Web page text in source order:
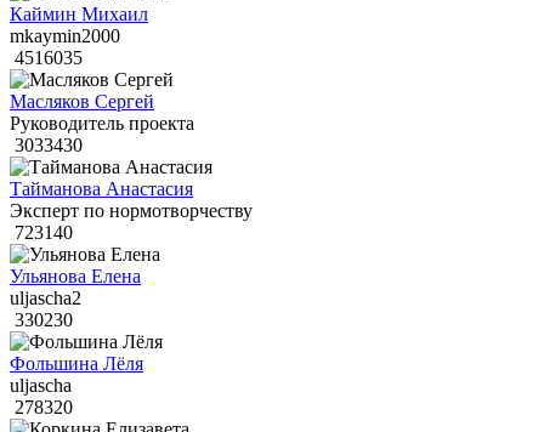
Каймин Михаил
mkaymin2000
4516035
Масляков Сергей
Руководитель проекта
3033430
Тайманова Анастасия
Эксперт по нормотворчеству
723140
Ульянова Елена
uljascha2
330230
Фольшина Лёля
uljascha
278320